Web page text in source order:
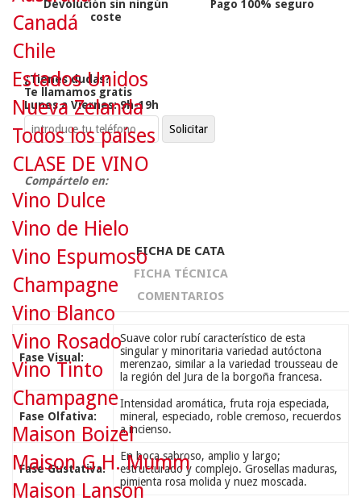
Devolución sin ningún
coste
Pago 100% seguro
¿Tienes dudas?
Te llamamos gratis
Lunes a Viernes: 9h-19h
Compártelo en:
FICHA DE CATA
FICHA TÉCNICA
COMENTARIOS
Fase Visual:
Suave color rubí característico de esta
singular y minoritaria variedad autóctona
merenzao, similar a la variedad trousseau de
la región del Jura de la borgoña francesa.
Fase Olfativa:
Intensidad aromática, fruta roja especiada,
mineral, especiado, roble cremoso, recuerdos
a incienso.
Fase Gustativa:
En boca sabroso, amplio y largo;
estructurado y complejo. Grosellas maduras,
pimienta rosa molida y nuez moscada.
Canadá
Chile
Estados Unidos
Nueva Zelanda
Todos los países
CLASE DE VINO
Vino Dulce
Vino de Hielo
Vino Espumoso
Champagne
Vino Blanco
Vino Rosado
Vino Tinto
Champagne
Maison Boizel
Maison G.H. Mumm
Maison Lanson